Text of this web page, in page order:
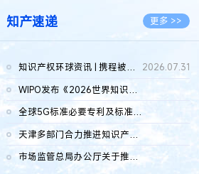
知产速递 更多 >>
知识产权环球资讯 | 携程被市监总局罚51.79亿；瑞幸泰国商标案上...
2026.07.31
WIPO发布《2026世界知识产权报告》 含报告全文
全球5G标准必要专利及标准提案研究报告（2026年）全文发布
天津多部门合力推进知识产权保护工作
2026.08.05
市场监管总局办公厅关于推广第一批全国商业秘密保护创新试点典型...